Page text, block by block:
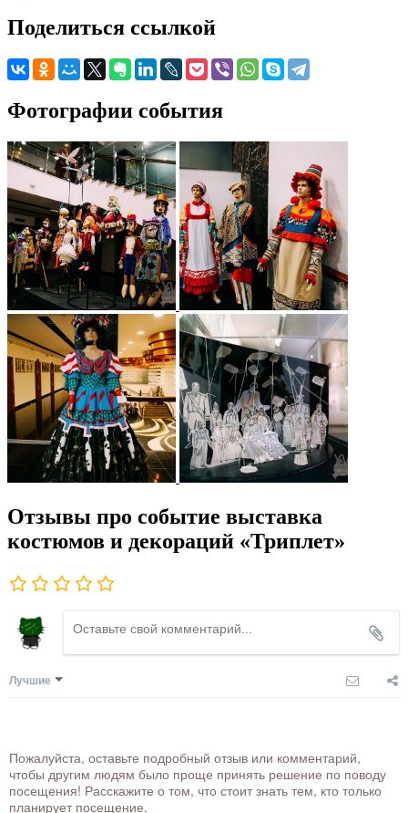
Поделиться ссылкой
Фотографии события
Отзывы про событие выставка
костюмов и декораций «Триплет»
Лучшие
Пожалуйста, оставьте подробный отзыв или комментарий,
чтобы другим людям было проще принять решение по поводу
посещения! Расскажите о том, что стоит знать тем, кто только
планирует посещение.